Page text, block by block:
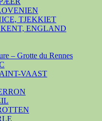
TJEKKIET
ENGLAND
– Grotte du Rennes
VAAST